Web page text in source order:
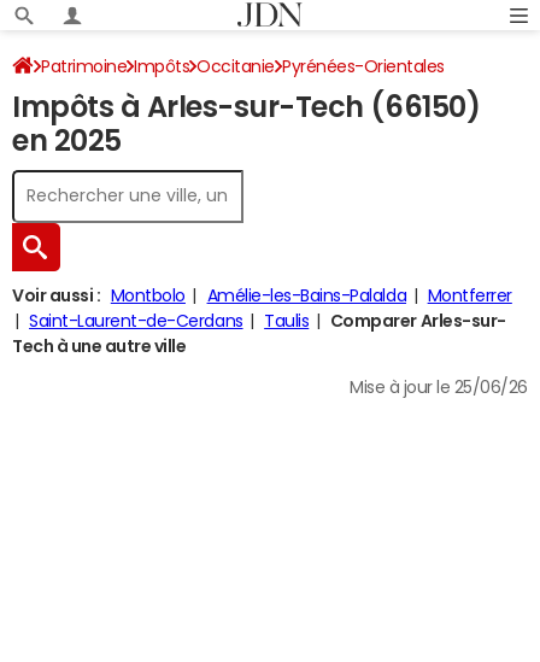
Patrimoine Impôts Occitanie Pyrénées-Orientales
Arles-sur-Tech Impôt sur le revenu
Impôts à Arles-sur-Tech (66150)
en 2025
Voir aussi : Montbolo Amélie-les-Bains-Palalda
Montferrer
Saint-Laurent-de-Cerdans
Taulis
Comparer Arles-sur-
Tech à une autre ville
Mise à jour le 25/06/26